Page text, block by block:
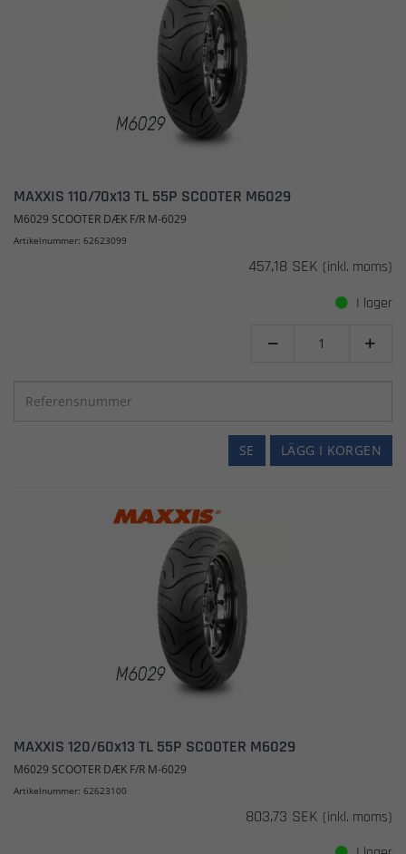
MAXXIS 110/70x13 TL 55P SCOOTER M6029
M6029 SCOOTER DÆK F/R M-6029
Artikelnummer: 62623099
457,18 SEK (inkl. moms)
I lager
 
LÄGG I KORGEN
SE
MAXXIS 120/60x13 TL 55P SCOOTER M6029
M6029 SCOOTER DÆK F/R M-6029
Artikelnummer: 62623100
803,73 SEK (inkl. moms)